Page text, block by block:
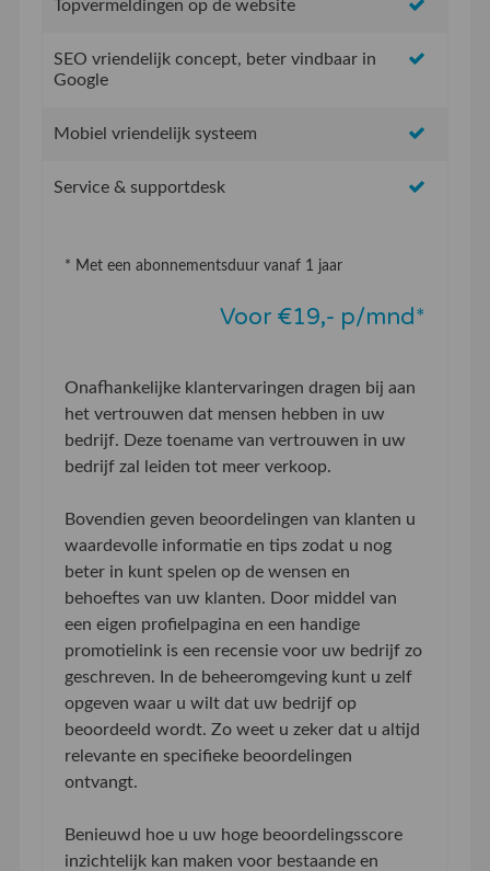
Topvermeldingen op de website
SEO vriendelijk concept, beter vindbaar in
Google
Mobiel vriendelijk systeem
Service & supportdesk
* Met een abonnementsduur vanaf 1 jaar
Voor €19,- p/mnd*
Onafhankelijke klantervaringen dragen bij aan
het vertrouwen dat mensen hebben in uw
bedrijf. Deze toename van vertrouwen in uw
bedrijf zal leiden tot meer verkoop.
Bovendien geven beoordelingen van klanten u
waardevolle informatie en tips zodat u nog
beter in kunt spelen op de wensen en
behoeftes van uw klanten. Door middel van
een eigen profielpagina en een handige
promotielink is een recensie voor uw bedrijf zo
geschreven. In de beheeromgeving kunt u zelf
opgeven waar u wilt dat uw bedrijf op
beoordeeld wordt. Zo weet u zeker dat u altijd
relevante en specifieke beoordelingen
ontvangt.
Benieuwd hoe u uw hoge beoordelingsscore
inzichtelijk kan maken voor bestaande en